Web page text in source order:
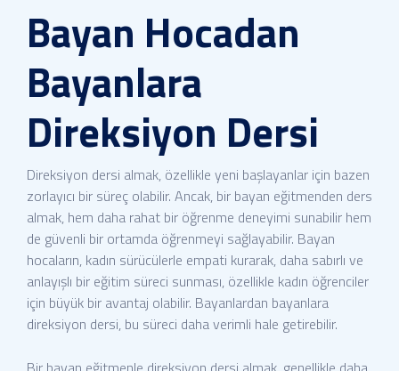
Bayan Hocadan
Bayanlara
Direksiyon Dersi
Direksiyon dersi almak, özellikle yeni başlayanlar için bazen
zorlayıcı bir süreç olabilir. Ancak, bir bayan eğitmenden ders
almak, hem daha rahat bir öğrenme deneyimi sunabilir hem
de güvenli bir ortamda öğrenmeyi sağlayabilir. Bayan
hocaların, kadın sürücülerle empati kurarak, daha sabırlı ve
anlayışlı bir eğitim süreci sunması, özellikle kadın öğrenciler
için büyük bir avantaj olabilir. Bayanlardan bayanlara
direksiyon dersi, bu süreci daha verimli hale getirebilir.